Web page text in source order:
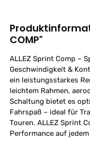
COMP"
ALLEZ Sprint Comp –
Geschwindigkeit &
ein leistungsstarkes
leichtem Rahmen,
Schaltung bietet es
Fahrspaß – ideal für
Touren. ALLEZ Sprint
Performance auf